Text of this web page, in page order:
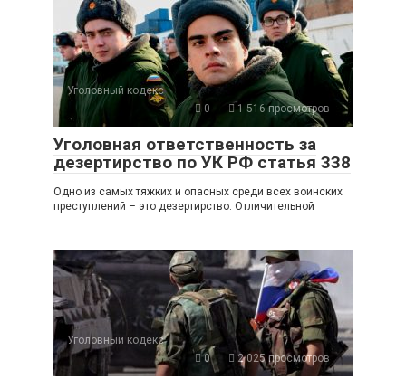
Уголовный кодекс
0
1 516 просмотров
Уголовная ответственность за
дезертирство по УК РФ статья 338
Одно из самых тяжких и опасных среди всех воинских
преступлений – это дезертирство. Отличительной
Уголовный кодекс
0
2 025 просмотров